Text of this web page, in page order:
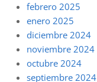
febrero 2025
enero 2025
diciembre 2024
noviembre 2024
octubre 2024
septiembre 2024